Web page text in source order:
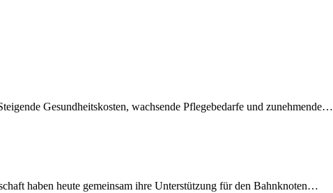
Gesundheitskosten, wachsende Pflegebedarfe und zunehmende…
haben heute gemeinsam ihre Unterstützung für den Bahnknoten…